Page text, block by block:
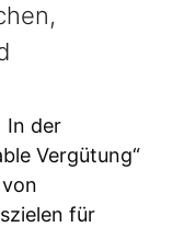
| In der
Vergütung“
für